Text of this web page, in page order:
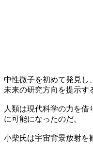
中性微子を初めて発見し
未来の研究方向を提示す
人類は現代科学の力を
に可能になったのだ。
小柴氏は宇宙背景放射を